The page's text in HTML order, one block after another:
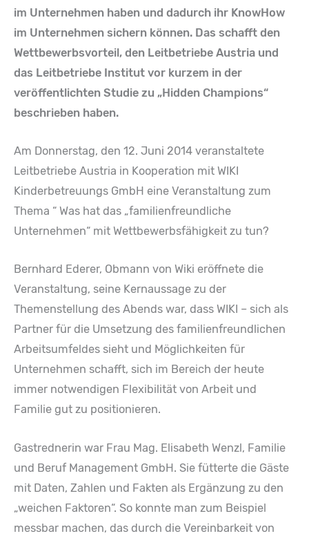
im Unternehmen haben und dadurch ihr KnowHow
im Unternehmen sichern können. Das schafft den
Wettbewerbsvorteil, den Leitbetriebe Austria und
das Leitbetriebe Institut vor kurzem in der
veröffentlichten Studie zu „Hidden Champions“
beschrieben haben.
Am Donnerstag, den 12. Juni 2014 veranstaltete
Leitbetriebe Austria in Kooperation mit WIKI
Kinderbetreuungs GmbH eine Veranstaltung zum
Thema “ Was hat das „familienfreundliche
Unternehmen“ mit Wettbewerbsfähigkeit zu tun?
Bernhard Ederer, Obmann von Wiki eröffnete die
Veranstaltung, seine Kernaussage zu der
Themenstellung des Abends war, dass WIKI – sich als
Partner für die Umsetzung des familienfreundlichen
Arbeitsumfeldes sieht und Möglichkeiten für
Unternehmen schafft, sich im Bereich der heute
immer notwendigen Flexibilität von Arbeit und
Familie gut zu positionieren.
Gastrednerin war Frau Mag. Elisabeth Wenzl, Familie
und Beruf Management GmbH. Sie fütterte die Gäste
mit Daten, Zahlen und Fakten als Ergänzung zu den
„weichen Faktoren“. So konnte man zum Beispiel
messbar machen, das durch die Vereinbarkeit von